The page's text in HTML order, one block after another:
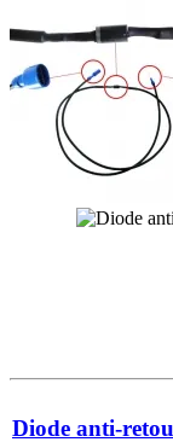
Diode anti-